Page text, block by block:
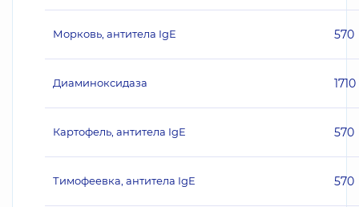
Морковь, антитела IgE 570
Диаминоксидаза 1710
Картофель, антитела IgE 570
Тимофеевка, антитела IgE 570